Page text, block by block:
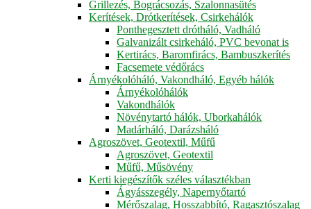
Grillezés, Bográcsozás, Szalonnasütés
Kerítések, Drótkerítések, Csirkehálók
Ponthegesztett drótháló, Vadháló
Galvanizált csirkeháló, PVC bevonat is
Kertirács, Baromfirács, Bambuszkerítés
Facsemete védőrács
Árnyékolóháló, Vakondháló, Egyéb hálók
Árnyékolóhálók
Vakondhálók
Növénytartó hálók, Uborkahálók
Madárháló, Darázsháló
Agroszövet, Geotextil, Műfű
Agroszövet, Geotextil
Műfű, Műsövény
Kerti kiegészítők széles választékban
Ágyásszegély, Napernyőtartó
Mérőszalag, Hosszabbító, Ragasztószalag